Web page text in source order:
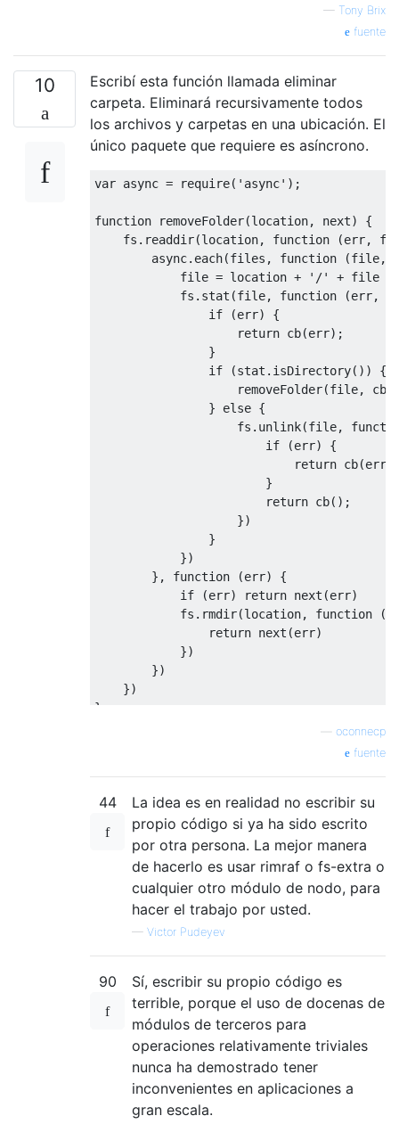
return reject(err);
}
Promise.all(files.map(
deleteFile dir
})).
function
                    fs
.rmdir(dir,
function
return
                        resolve
();
});
}). catch( reject);
});
— Tony Brix
fuente
10
Escribí esta función llamada eliminar
carpeta. Eliminará recursivamente todos
los archivos y carpetas en una ubicación. El
único paquete que requiere es asíncrono.
var async = require( 'async' );
function removeFolder(location, next)
{
    fs
. readdir(location, function (err,
async. each(files , function (file,
            file
= location + '/' + file
            fs
. stat (file, function (err,
if
(err)
{
return cb(err);
}
if
(stat . isDirectory())
{
                    removeFolder
(file, cb
}
else {
                    fs
. unlink(file,
if
(err)
{
return cb(err
}
return cb();
})
}
})
},
function (err)
{
if
(err) return next (err)
            fs
. rmdir(location, function (
return next (err)
})
})
})
}
oconnecp
fuente
44
La idea es en realidad no escribir su
propio código si ya ha sido escrito
por otra persona. La mejor manera
de hacerlo es usar rimraf o fs-extra o
cualquier otro módulo de nodo, para
hacer el trabajo por usted.
— Victor Pudeyev
90
Sí, escribir su propio código es
terrible, porque el uso de docenas de
módulos de terceros para
operaciones relativamente triviales
nunca ha demostrado tener
inconvenientes en aplicaciones a
gran escala.